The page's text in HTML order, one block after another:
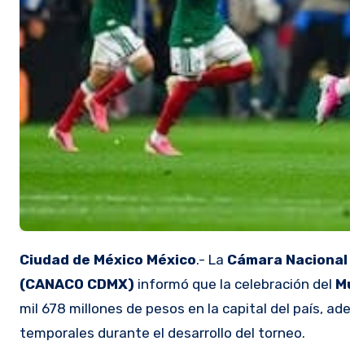
Ciudad de México México.- La Cámara
(CANACO CDMX) informó que la celebración del
mil 678 millones de pesos en la capital del país,
temporales durante el desarrollo del torneo.